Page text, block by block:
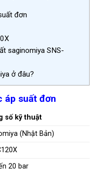
đơn
saginomiya SNS-
ở đâu?
áp suất đơn
số kỹ thuật
(Nhật Bản)
20 bar